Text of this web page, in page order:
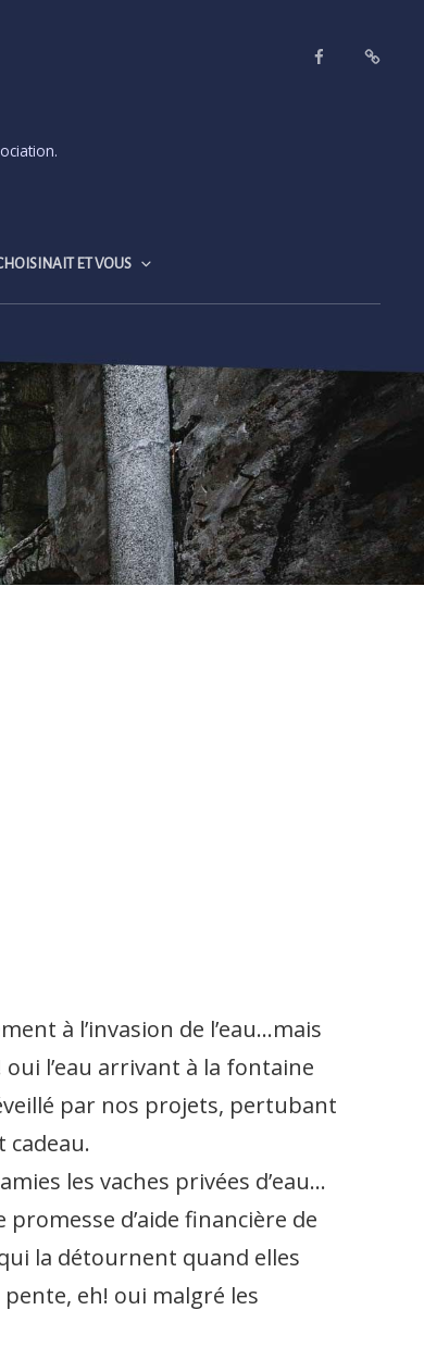
FacebookContact
ET VOUS
à l’invasion de l’eau…mais
l’eau arrivant à la fontaine
par nos projets, pertubant
cadeau.
les vaches privées d’eau…
d’aide financière de
la détournent quand elles
eh! oui malgré les